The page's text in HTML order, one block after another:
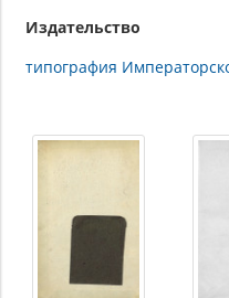
Издательство
типография